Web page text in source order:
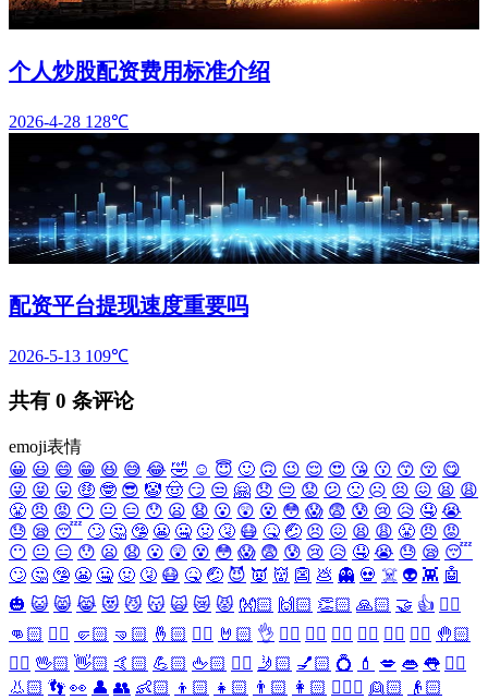
个人炒股配资费用标准介绍
2026-4-28 128℃
配资平台提现速度重要吗
2026-5-13 109℃
共有 0 条评论
emoji表情
😀 😃 😄 😁 😆 😅 😂 🤣 ☺️ 😇 🙂 🙃 😉 😌 😍 😘 😗 😙 😚 😋
😜 😝 😛 🤑 🤓 😎 🤡 🤠 😏 😒 🤗 😞 😔 😟 😕 🙁 ☹️ 😣 😖 😫 😩
😤 😠 😡 😶 😐 😑 😯 😦 😧 😮 😲 😵 😳 😱 😨 😰 😢 😥 🤤 😭
😓 😪 😴 🙄 🤔 🤥 😬 🤐 🤢 🤧 😷 🤒 🤕 😣 😖 😫 😩 😤 😠 😡
😶 😐 😑 😯 😦 😧 😮 😲 😵 😳 😱 😨 😰 😢 😥 🤤 😭 😓 😪 😴
🙄 🤔 🤥 😬 🤐 🤢 🤧 😷 🤒 🤕 😈 👿 👹 👺 💩 👻 💀 ☠️ 👽 👾 🤖
🎃 😺 😸 😹 😻 😼 😽 🙀 😿 😾 👐🏻 🙌🏻 👏🏻 🙏🏻 🤝 👍 👎🏻
👊🏻 ✊🏻 🤛🏻 🤜🏻 🤞🏻 ✌🏻 🤘🏻 👌 👈🏻 👉🏻 👆🏻 👇🏻 ☝🏻 ✋🏻 🤚🏻
🖐🏻 🖖🏻 👋🏻 🤙🏻 💪🏻 🖕🏻 ✍🏻 🤳🏻 💅🏻 💍 💄 💋 👄 👅 👂🏻
👃🏻 👣 👀 👤 👥 👶🏻 👦🏻 👧🏻 👨🏻 👩🏻 👱🏻‍♀️ 👱🏻
👴🏻